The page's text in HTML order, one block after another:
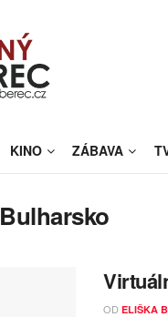
KINO ZÁBAVA
Bulharsko
OD ELIŠKA